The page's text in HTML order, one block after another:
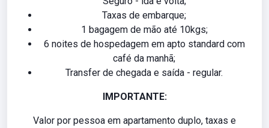
Taxas de embarque;
1 bagagem de mão até 10kgs;
6 noites de hospedagem em apto standard com
café da manhã;
Transfer de chegada e saída - regular.
IMPORTANTE:
Valor por pessoa em apartamento duplo, taxas e